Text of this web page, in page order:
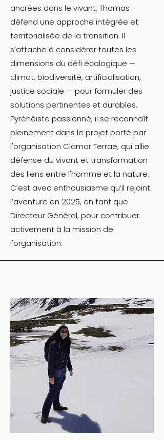
ancrées dans le vivant, Thomas
défend une approche intégrée et
territorialisée de la transition. Il
s'attache à considérer toutes les
dimensions du défi écologique —
climat, biodiversité, artificialisation,
justice sociale — pour formuler des
solutions pertinentes et durables.
Pyrénéiste passionné, il se reconnaît
pleinement dans le projet porté par
l'organisation Clamor Terrae, qui allie
défense du vivant et transformation
des liens entre l'homme et la nature.
C’est avec enthousiasme qu’il rejoint
l’aventure en 2025, en tant que
Directeur Général, pour contribuer
activement à la mission de
l'organisation.